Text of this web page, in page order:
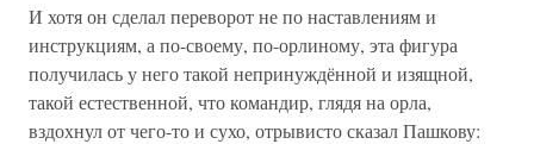
И хотя он сделал переворот не по наставлениям и
инструкциям, а по-своему, по-орлиному, эта фигура
получилась у него такой непринуждённой и изящной,
такой естественной, что командир, глядя на орла,
вздохнул от чего-то и сухо, отрывисто сказал Пашкову: